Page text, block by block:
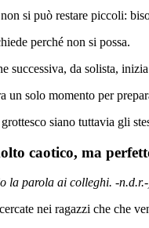
si può restare piccoli:
perché non si possa.
successiva, da solista,
un solo momento per
siano tuttavia gli
caotico, ma
la parola ai colleghi. -
nei ragazzi che che